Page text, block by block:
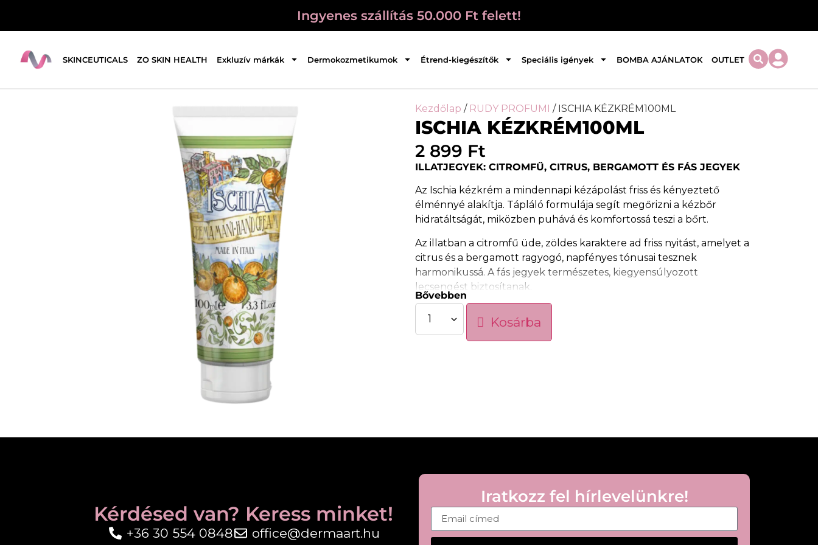
Ingyenes szállítás 50.000 Ft felett!
SKINCEUTICALS ZO SKIN HEALTH Exkluzív márkák Dermokozmetikumok Étrend-kiegészítők Speciális igények BOMBA AJÁNLATOK OUTLET
Kezdőlap / RUDY PROFUMI / ISCHIA KÉZKRÉM100ML
ISCHIA KÉZKRÉM100ML
2 899 Ft
ILLATJEGYEK: CITROMFŰ, CITRUS, BERGAMOTT ÉS FÁS JEGYEK
Az Ischia kézkrém a mindennapi kézápolást friss és kényeztető
élménnyé alakítja. Tápláló formulája segít megőrizni a kézbőr
hidratáltságát, miközben puhává és komfortossá teszi a bőrt.
Az illatban a citromfű üde, zöldes karaktere ad friss nyitást, amelyet a
citrus és a bergamott ragyogó, napfényes tónusai tesznek
harmonikussá. A fás jegyek természetes, kiegyensúlyozott
lecsengést biztosítanak.
bőrön, így ideális a nap bármely szakában történő használatra.
masszírozza be, amíg teljesen fel nem szívódik. Szükség szerint
naponta többször is használható.
Bővebben
Kosárba
Iratkozz fel hírlevelünkre!
Kérdésed van? Keress minket!
+36 30 554 0848 office@dermaart.hu